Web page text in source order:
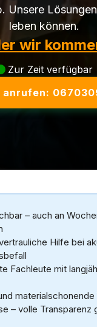
leben können.
wir
Zur Zeit verfügbar
– auch an
Hilfe bei
Fachleute mit
materialschonende
– volle Transparenz